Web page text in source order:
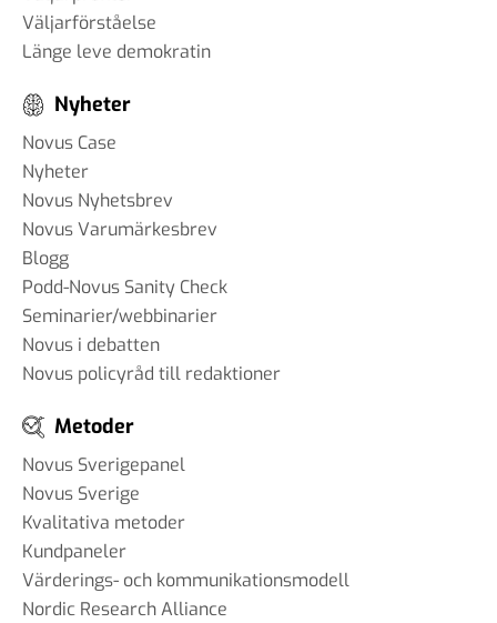
Väljarförståelse
Länge leve demokratin
Nyheter
Novus Case
Nyheter
Novus Nyhetsbrev
Novus Varumärkesbrev
Blogg
Podd-Novus Sanity Check
Seminarier/webbinarier
Novus i debatten
Novus policyråd till redaktioner
Metoder
Novus Sverigepanel
Novus Sverige
Kvalitativa metoder
Kundpaneler
Värderings- och kommunikationsmodell
Nordic Research Alliance